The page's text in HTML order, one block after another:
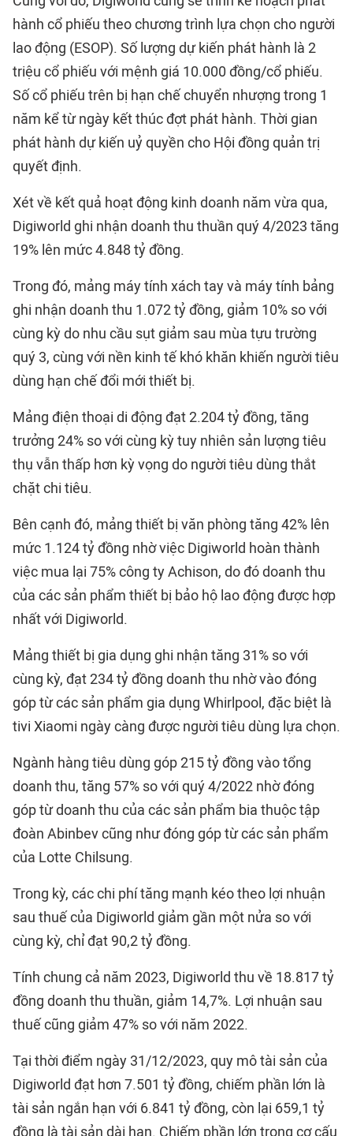
hành cổ phiếu theo chương trình lựa chọn cho người
lao động (ESOP). Số lượng dự kiến phát hành là 2
triệu cổ phiếu với mệnh giá 10.000 đồng/cổ phiếu.
Số cổ phiếu trên bị hạn chế chuyển nhượng trong 1
năm kể từ ngày kết thúc đợt phát hành. Thời gian
phát hành dự kiến uỷ quyền cho Hội đồng quản trị
quyết định.
Xét về kết quả hoạt động kinh doanh năm vừa qua,
Digiworld ghi nhận doanh thu thuần quý 4/2023 tăng
19% lên mức 4.848 tỷ đồng.
Trong đó, mảng máy tính xách tay và máy tính bảng
ghi nhận doanh thu 1.072 tỷ đồng, giảm 10% so với
cùng kỳ do nhu cầu sụt giảm sau mùa tựu trường
quý 3, cùng với nền kinh tế khó khăn khiến người tiêu
dùng hạn chế đổi mới thiết bị.
Mảng điện thoại di động đạt 2.204 tỷ đồng, tăng
trưởng 24% so với cùng kỳ tuy nhiên sản lượng tiêu
thụ vẫn thấp hơn kỳ vọng do người tiêu dùng thắt
chặt chi tiêu.
Bên cạnh đó, mảng thiết bị văn phòng tăng 42% lên
mức 1.124 tỷ đồng nhờ việc Digiworld hoàn thành
việc mua lại 75% công ty Achison, do đó doanh thu
của các sản phẩm thiết bị bảo hộ lao động được hợp
nhất với Digiworld.
Mảng thiết bị gia dụng ghi nhận tăng 31% so với
cùng kỳ, đạt 234 tỷ đồng doanh thu nhờ vào đóng
góp từ các sản phẩm gia dụng Whirlpool, đặc biệt là
tivi Xiaomi ngày càng được người tiêu dùng lựa chọn.
Ngành hàng tiêu dùng góp 215 tỷ đồng vào tổng
doanh thu, tăng 57% so với quý 4/2022 nhờ đóng
góp từ doanh thu của các sản phẩm bia thuộc tập
đoàn Abinbev cũng như đóng góp từ các sản phẩm
của Lotte Chilsung.
Trong kỳ, các chi phí tăng mạnh kéo theo lợi nhuận
sau thuế của Digiworld giảm gần một nửa so với
cùng kỳ, chỉ đạt 90,2 tỷ đồng.
Tính chung cả năm 2023, Digiworld thu về 18.817 tỷ
đồng doanh thu thuần, giảm 14,7%. Lợi nhuận sau
thuế cũng giảm 47% so với năm 2022.
Tại thời điểm ngày 31/12/2023, quy mô tài sản của
Digiworld đạt hơn 7.501 tỷ đồng, chiếm phần lớn là
tài sản ngắn hạn với 6.841 tỷ đồng, còn lại 659,1 tỷ
đồng là tài sản dài hạn. Chiếm phần lớn trong cơ cấu